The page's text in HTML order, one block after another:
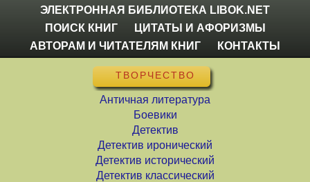
ЭЛЕКТРОННАЯ БИБЛИОТЕКА LIBOK.NET
ПОИСК КНИГ
ЦИТАТЫ И АФОРИЗМЫ
АВТОРАМ И ЧИТАТЕЛЯМ КНИГ
КОНТАКТЫ
ТВОРЧЕСТВО
Античная литература
Боевики
Детектив
Детектив иронический
Детектив исторический
Детектив классический